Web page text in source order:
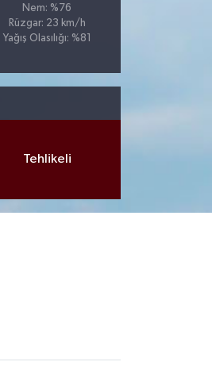
Nem: %76
Rüzgar: 23 km/h
Yağış Olasılığı: %81
Tehlikeli